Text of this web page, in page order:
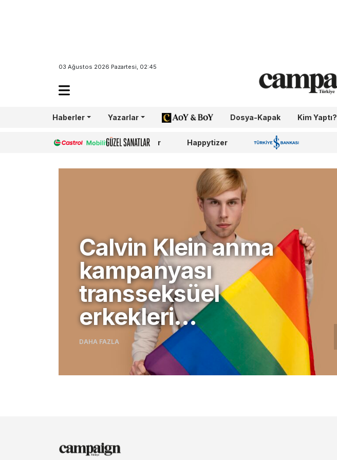
03 Ağustos 2026 Pazartesi, 02:45
Haberler Yazarlar AoY/BoY Dosya-Kapak Kim Yaptı?
Castrol Güzel Sanatlar Happytizer İş Bankası 100.Yıl
Calvin Klein anma
kampanyası
transseksüel
erkekleri…
DAHA FAZLA